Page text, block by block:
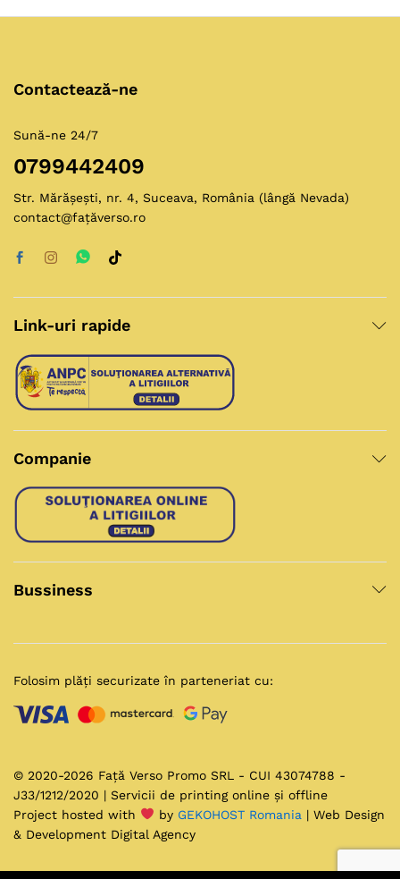
Contactează-ne
Sună-ne 24/7
0799442409
Str. Mărășești, nr. 4, Suceava, România (lângă Nevada)
contact@fațăverso.ro
Link-uri rapide
Companie
Bussiness
© 2020-2026 Față Verso Promo SRL - CUI 43074788 -
J33/1212/2020 | Servicii de printing online și offline
Project hosted with
by GEKOHOST Romania | Web Design
& Development Digital Agency
Folosim plăți securizate în parteneriat cu: